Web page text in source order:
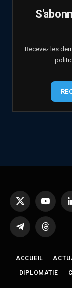
Recevez les
X
YouTube
TelegramThreads
ACCUEIL
DIPLOMATIE